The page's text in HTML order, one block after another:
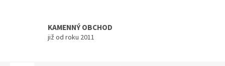
KAMENNÝ OBCHOD
již od roku 2011